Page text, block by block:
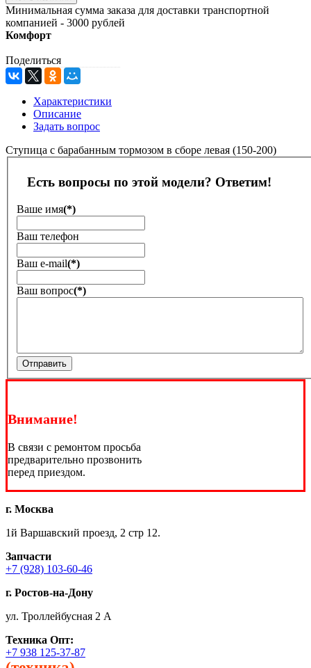
Минимальная сумма заказа для доставки транспортной
компанией - 3000 рублей
Комфорт
Поделиться
Характеристики
Описание
Задать вопрос
Ступица с барабанным тормозом в сборе левая (150-200)
Есть вопросы по этой модели? Ответим!
Ваше имя(*)
Ваш телефон
Ваш е-mail(*)
Ваш вопрос(*)
Отправить
Внимание!
В связи с ремонтом просьба
предварительно прозвонить
перед приездом.
г. Москва
1й Варшавский проезд, 2 стр 12.
Запчасти
+7 (928) 103-60-46
г. Ростов-на-Дону
ул. Троллейбусная 2 А
Техника Опт:
+7 938 125-37-87